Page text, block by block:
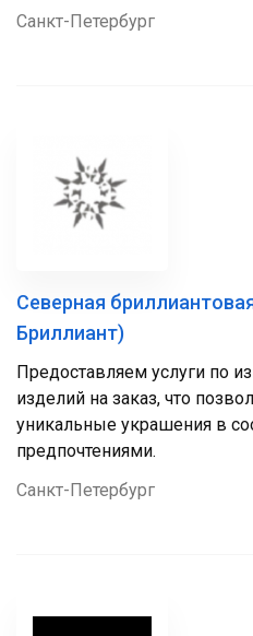
Санкт-Петербург
Северная
Бриллиант)
Предоставляем услуги по
изделий на заказ, что
уникальные украшения в
предпочтениями.
Санкт-Петербург